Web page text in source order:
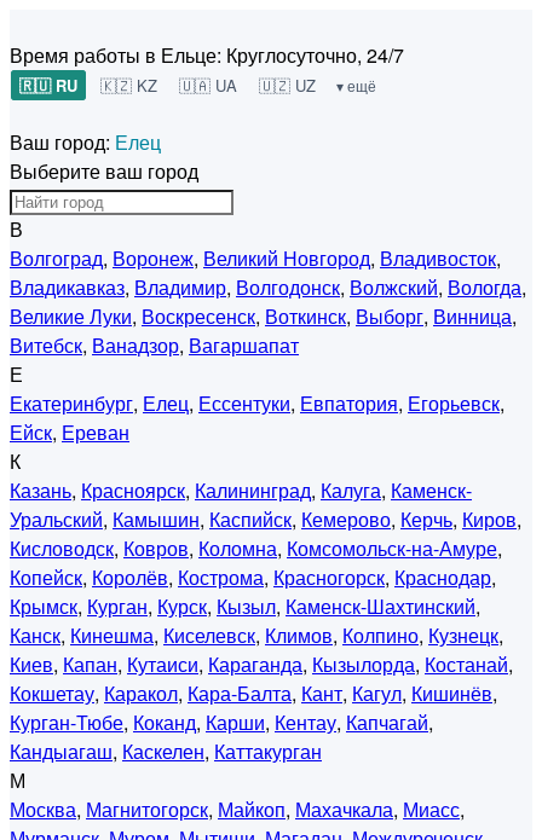
Время работы в Ельце: Круглосуточно, 24/7
🇷🇺 RU 🇰🇿 KZ 🇺🇦 UA 🇺🇿 UZ ▾ ещё
Ваш город: Елец
Выберите ваш город
В
Волгоград, Воронеж, Великий Новгород, Владивосток,
Владикавказ, Владимир, Волгодонск, Волжский, Вологда,
Великие Луки, Воскресенск, Воткинск, Выборг, Винница,
Витебск, Ванадзор, Вагаршапат
Е
Екатеринбург, Елец, Ессентуки, Евпатория, Егорьевск,
Ейск, Ереван
К
Казань, Красноярск, Калининград, Калуга, Каменск-
Уральский, Камышин, Каспийск, Кемерово, Керчь, Киров,
Кисловодск, Ковров, Коломна, Комсомольск-на-Амуре,
Копейск, Королёв, Кострома, Красногорск, Краснодар,
Крымск, Курган, Курск, Кызыл, Каменск-Шахтинский,
Канск, Кинешма, Киселевск, Климов, Колпино, Кузнецк,
Киев, Капан, Кутаиси, Караганда, Кызылорда, Костанай,
Кокшетау, Каракол, Кара-Балта, Кант, Кагул, Кишинёв,
Курган-Тюбе, Коканд, Карши, Кентау, Капчагай,
Кандыагаш, Каскелен, Каттакурган
М
Москва, Магнитогорск, Майкоп, Махачкала, Миасс,